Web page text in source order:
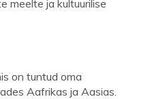
meelte ja kultuurilise
on tuntud oma
Aafrikas ja Aasias.